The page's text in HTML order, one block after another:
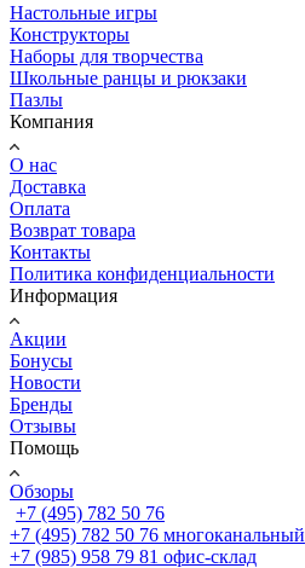
Настольные игры
Конструкторы
Наборы для творчества
Школьные ранцы и рюкзаки
Пазлы
Компания
О нас
Доставка
Оплата
Возврат товара
Контакты
Политика конфиденциальности
Информация
Акции
Бонусы
Новости
Бренды
Отзывы
Помощь
Обзоры
+7 (495) 782 50 76
+7 (495) 782 50 76 многоканальный
+7 (985) 958 79 81 офис-склад